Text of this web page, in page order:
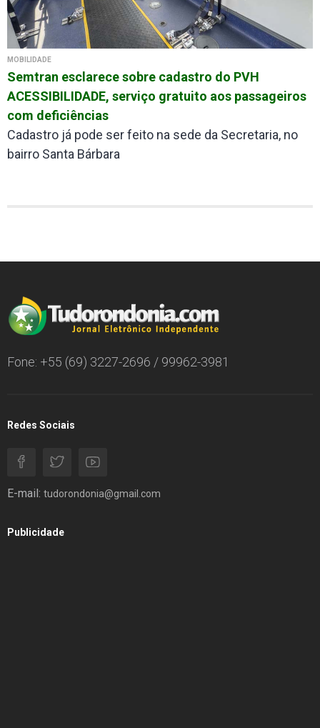
MOBILIDADE
Semtran esclarece sobre cadastro do PVH
ACESSIBILIDADE, serviço gratuito aos passageiros
com deficiências
Cadastro já pode ser feito na sede da Secretaria, no
bairro Santa Bárbara
Fone: +55 (69) 3227-2696 / 99962-3981
Redes Sociais
E-mail: tudorondonia@gmail.com
Publicidade